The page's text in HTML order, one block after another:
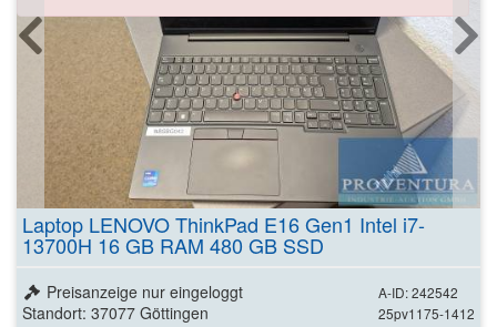
Laptop LENOVO ThinkPad E16 Gen1 Intel i7-
13700H 16 GB RAM 480 GB SSD
A-ID: 242542
25pv1175-1412
Preisanzeige nur eingeloggt
Standort: 37077 Göttingen